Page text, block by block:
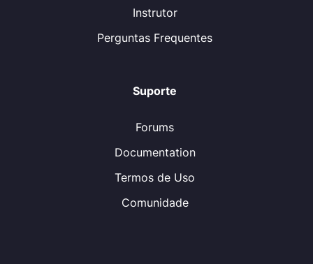
Instrutor
Perguntas Frequentes
Suporte
Forums
Documentation
Termos de Uso
Comunidade